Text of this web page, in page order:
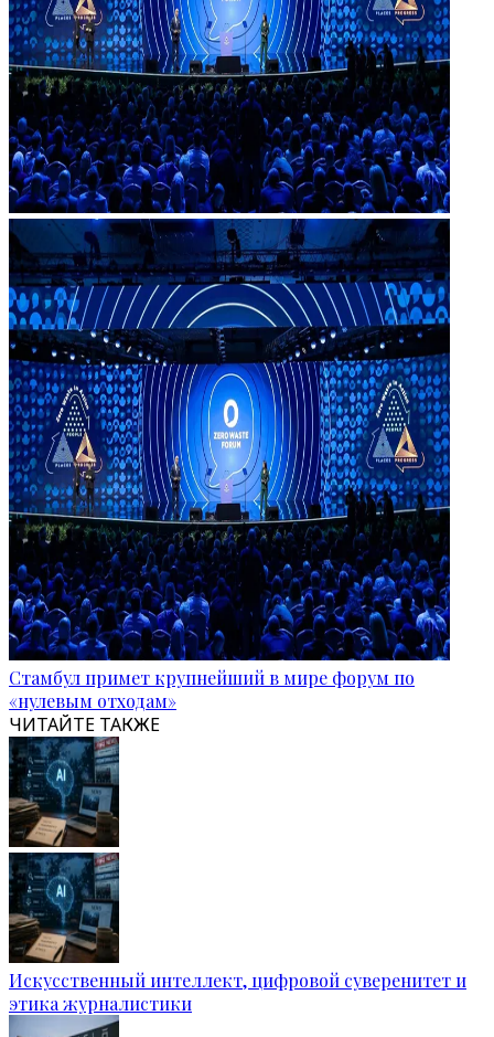
Стамбул примет крупнейший в мире форум по
«нулевым отходам»
ЧИТАЙТЕ ТАКЖЕ
Искусственный интеллект, цифровой суверенитет и
этика журналистики